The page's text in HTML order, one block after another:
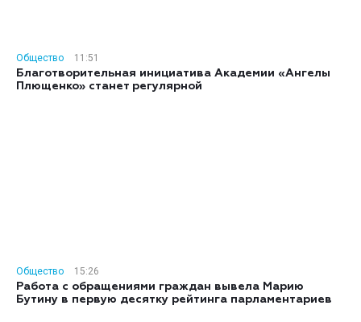
Общество
11:51
Благотворительная инициатива Академии «Ангелы
Плющенко» станет регулярной
Общество
15:26
Работа с обращениями граждан вывела Марию
Бутину в первую десятку рейтинга парламентариев